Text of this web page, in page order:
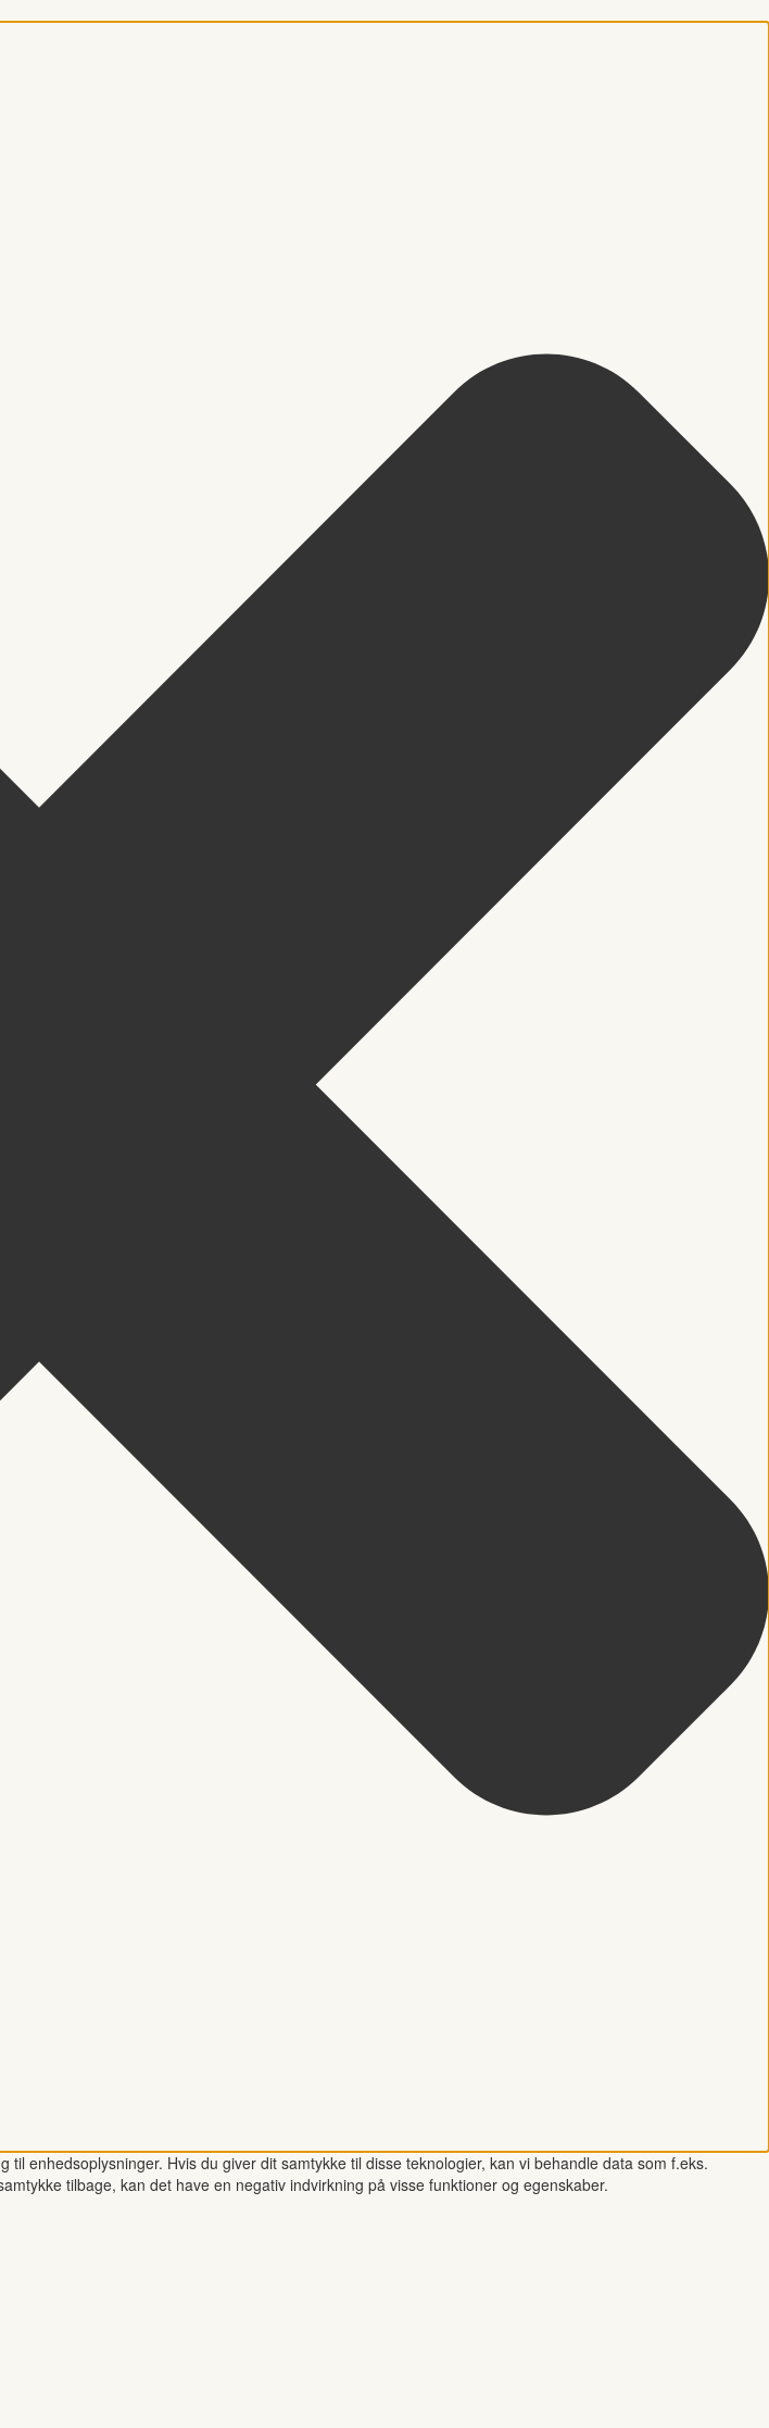
enhedsoplysninger. Hvis du giver dit samtykke til disse teknologier, kan vi behandle data som f.eks.
tilbage, kan det have en negativ indvirkning på visse funktioner og egenskaber.